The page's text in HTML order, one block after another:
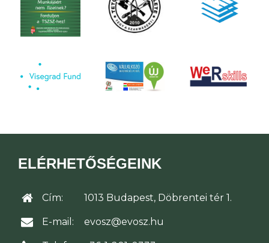
ELÉRHETŐSÉGEINK
Cím: 1013 Budapest, Döbrentei tér 1.
E-mail: evosz@evosz.hu